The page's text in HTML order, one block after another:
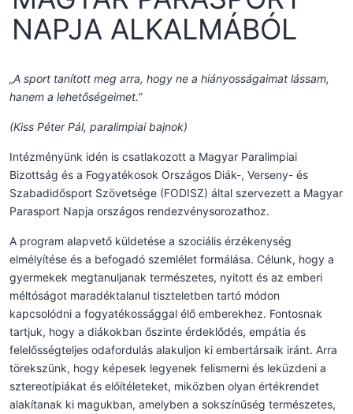
NAPJA ALKALMÁBÓL
„A sport tanított meg arra, hogy ne a hiányosságaimat lássam,
hanem a lehetőségeimet.”
(Kiss Péter Pál, paralimpiai bajnok)
Intézményünk idén is csatlakozott a Magyar Paralimpiai
Bizottság és a Fogyatékosok Országos Diák-, Verseny- és
Szabadidősport Szövetsége (FODISZ) által szervezett a Magyar
Parasport Napja országos rendezvénysorozathoz.
A program alapvető küldetése a szociális érzékenység
elmélyítése és a befogadó szemlélet formálása. Célunk, hogy a
gyermekek megtanuljanak természetes, nyitott és az emberi
méltóságot maradéktalanul tiszteletben tartó módon
kapcsolódni a fogyatékossággal élő emberekhez. Fontosnak
tartjuk, hogy a diákokban őszinte érdeklődés, empátia és
felelősségteljes odafordulás alakuljon ki embertársaik iránt. Arra
törekszünk, hogy képesek legyenek felismerni és leküzdeni a
sztereotípiákat és előítéleteket, miközben olyan értékrendet
alakítanak ki magukban, amelyben a sokszínűség természetes,